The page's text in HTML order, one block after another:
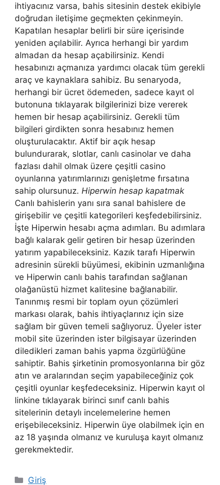
ihtiyacınız varsa, bahis sitesinin destek ekibiyle
doğrudan iletişime geçmekten çekinmeyin.
Kapatılan hesaplar belirli bir süre içerisinde
yeniden açılabilir. Ayrıca herhangi bir yardım
almadan da hesap açabilirsiniz. Kendi
hesabınızı açmanıza yardımcı olacak tüm gerekli
araç ve kaynaklara sahibiz. Bu senaryoda,
herhangi bir ücret ödemeden, sadece kayıt ol
butonuna tıklayarak bilgilerinizi bize vererek
hemen bir hesap açabilirsiniz. Gerekli tüm
bilgileri girdikten sonra hesabınız hemen
oluşturulacaktır. Aktif bir açık hesap
bulundurarak, slotlar, canlı casinolar ve daha
fazlası dahil olmak üzere çeşitli casino
oyunlarına yatırımlarınızı genişletme fırsatına
sahip olursunuz. Hiperwin hesap kapatmak
Canlı bahislerin yanı sıra sanal bahislere de
girişebilir ve çeşitli kategorileri keşfedebilirsiniz.
İşte Hiperwin hesabı açma adımları. Bu adımlara
bağlı kalarak gelir getiren bir hesap üzerinden
yatırım yapabileceksiniz. Kazık tarafı Hiperwin
adresinin sürekli büyümesi, ekibinin uzmanlığına
ve Hiperwin canlı bahis tarafından sağlanan
olağanüstü hizmet kalitesine bağlanabilir.
Tanınmış resmi bir toplam oyun çözümleri
markası olarak, bahis ihtiyaçlarınız için size
sağlam bir güven temeli sağlıyoruz. Üyeler ister
mobil site üzerinden ister bilgisayar üzerinden
diledikleri zaman bahis yapma özgürlüğüne
sahiptir. Bahis şirketinin promosyonlarına bir göz
atın ve aralarından seçim yapabileceğiniz çok
çeşitli oyunlar keşfedeceksiniz. Hiperwin kayıt ol
linkine tıklayarak birinci sınıf canlı bahis
sitelerinin detaylı incelemelerine hemen
erişebileceksiniz. Hiperwin üye olabilmek için en
az 18 yaşında olmanız ve kuruluşa kayıt olmanız
gerekmektedir.
Kategoriler
Giriş